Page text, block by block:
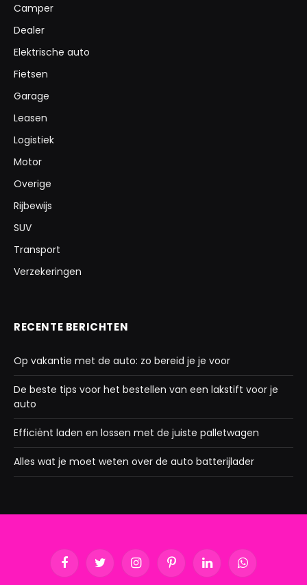
Camper
Dealer
Elektrische auto
Fietsen
Garage
Leasen
Logistiek
Motor
Overige
Rijbewijs
SUV
Transport
Verzekeringen
RECENTE BERICHTEN
Op vakantie met de auto: zo bereid je je voor
De beste tips voor het bestellen van een lakstift voor je
auto
Efficiënt laden en lossen met de juiste palletwagen
Alles wat je moet weten over de auto batterijlader
FacebookTwitter InstagramPinterestLinkedInWhatsApp